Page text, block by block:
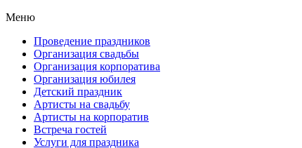
Меню
Проведение праздников
Организация свадьбы
Организация корпоратива
Организация юбилея
Детский праздник
Артисты на свадьбу
Артисты на корпоратив
Встреча гостей
Услуги для праздника